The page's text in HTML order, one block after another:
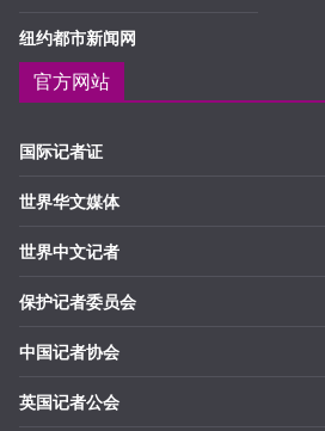
纽约都市新闻网
官方网站
国际记者证
世界华文媒体
世界中文记者
保护记者委员会
中国记者协会
英国记者公会